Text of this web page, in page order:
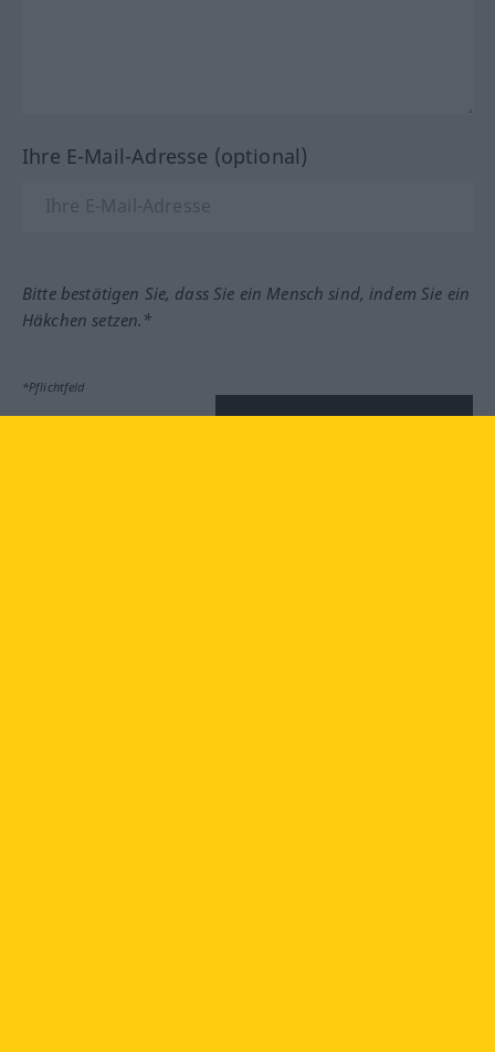
Ihre E-Mail-Adresse (optional)
Bitte bestätigen Sie, dass Sie ein Mensch sind, indem Sie ein
Häkchen setzen.*
*Pflichtfeld
Feedback absenden